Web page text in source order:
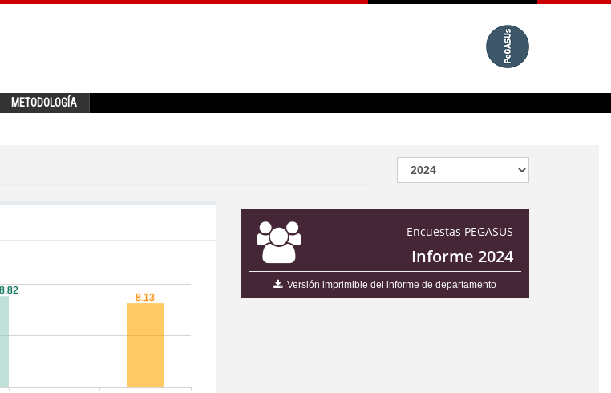
METODOLOGÍA
Encuestas PEGASUS
Informe 2024
Versión imprimible del informe de departamento